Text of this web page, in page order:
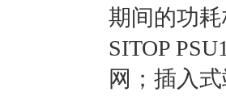
期间的功
SITOP
网；插入